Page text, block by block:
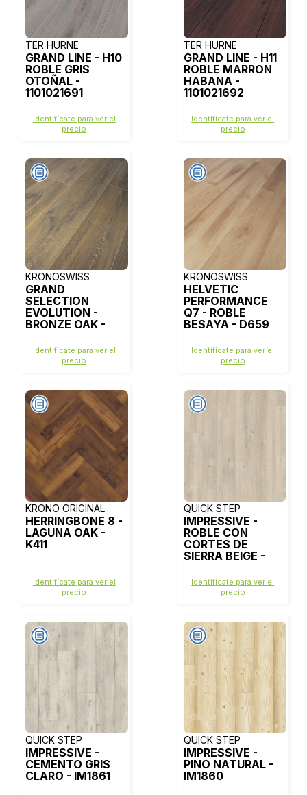
TER HÜRNE
GRAND LINE - H10
ROBLE GRIS
OTOÑAL -
1101021691
Identifícate para ver el
precio
TER HÜRNE
GRAND LINE - H11
ROBLE MARRON
HABANA -
1101021692
Identifícate para ver el
precio
KRONOSWISS
GRAND
SELECTION
EVOLUTION -
BRONZE OAK -
Identifícate para ver el
precio
KRONOSWISS
HELVETIC
PERFORMANCE
Q7 - ROBLE
BESAYA - D659
Identifícate para ver el
precio
KRONO ORIGINAL
HERRINGBONE 8 -
LAGUNA OAK -
K411
Identifícate para ver el
precio
QUICK STEP
IMPRESSIVE -
ROBLE CON
CORTES DE
SIERRA BEIGE -
Identifícate para ver el
precio
QUICK STEP
IMPRESSIVE -
CEMENTO GRIS
CLARO - IM1861
QUICK STEP
IMPRESSIVE -
PINO NATURAL -
IM1860